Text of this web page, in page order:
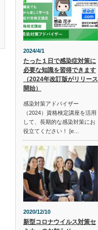
2024/4/1
たった１日で感染症対策に
必要な知識を習得できます
（2024年改訂版がリリース
開始）
感染対策アドバイザー
（2024）資格検定講座を活用
して、長期的な感染対策にお
役立てください！ [e…
2020/12/10
新型コロナウイルス対策セ